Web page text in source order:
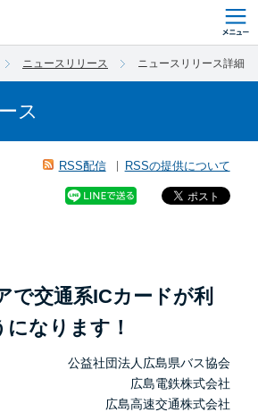
ニュースリリース ニュースリリース詳細
ス
RSS配信 RSSの提供について
で交通系ICカードが利
なります！
公益社団法人広島県バス協会
広島電鉄株式会社
広島高速交通株式会社